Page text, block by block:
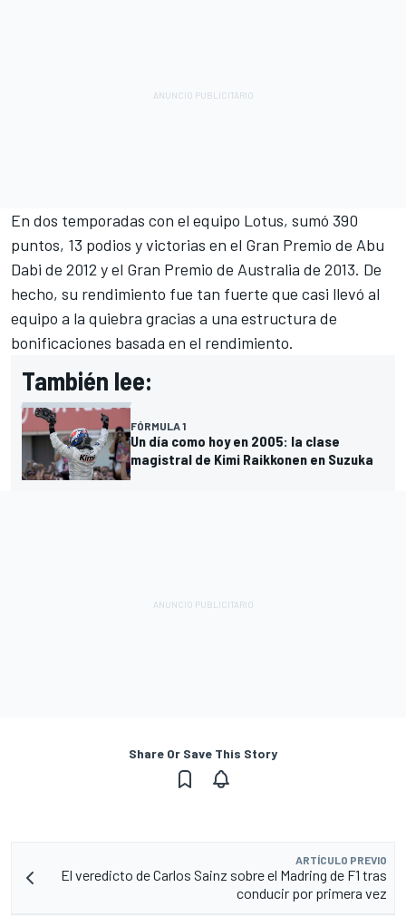
En dos temporadas con el equipo Lotus, sumó 390
puntos, 13 podios y victorias en el Gran Premio de Abu
Dabi de 2012 y el Gran Premio de Australia de 2013. De
hecho, su rendimiento fue tan fuerte que casi llevó al
equipo a la quiebra gracias a una estructura de
bonificaciones basada en el rendimiento.
También lee:
FÓRMULA 1
Un día como hoy en 2005: la clase
magistral de Kimi Raikkonen en Suzuka
Share Or Save This Story
ARTÍCULO PREVIO
El veredicto de Carlos Sainz sobre el Madring de F1 tras
conducir por primera vez